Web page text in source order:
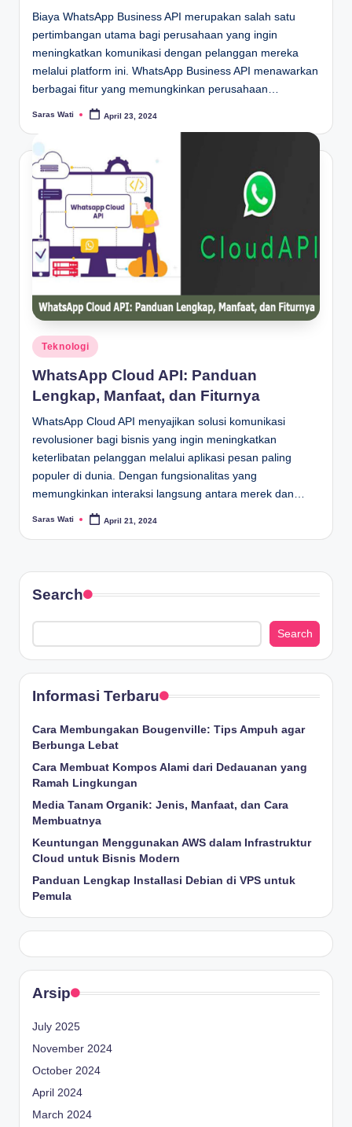
Biaya WhatsApp Business API merupakan salah satu
pertimbangan utama bagi perusahaan yang ingin
meningkatkan komunikasi dengan pelanggan mereka
melalui platform ini. WhatsApp Business API menawarkan
berbagai fitur yang memungkinkan perusahaan…
Posted
Saras Wati April 23, 2024
Posted
in
Teknologi
WhatsApp Cloud API: Panduan
Lengkap, Manfaat, dan Fiturnya
WhatsApp Cloud API menyajikan solusi komunikasi
revolusioner bagi bisnis yang ingin meningkatkan
keterlibatan pelanggan melalui aplikasi pesan paling
populer di dunia. Dengan fungsionalitas yang
memungkinkan interaksi langsung antara merek dan…
Posted
Saras Wati April 21, 2024
Search
Search
Informasi Terbaru
Cara Membungakan Bougenville: Tips Ampuh agar
Berbunga Lebat
Cara Membuat Kompos Alami dari Dedauanan yang
Ramah Lingkungan
Media Tanam Organik: Jenis, Manfaat, dan Cara
Membuatnya
Keuntungan Menggunakan AWS dalam Infrastruktur
Cloud untuk Bisnis Modern
Panduan Lengkap Installasi Debian di VPS untuk
Pemula
Arsip
July 2025
November 2024
October 2024
April 2024
March 2024